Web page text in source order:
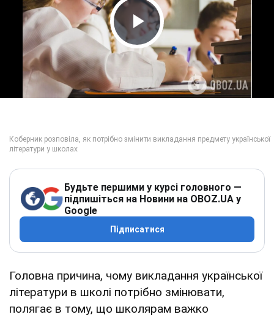
Play Video
Будьте першими у курсі головного —
підпишіться на Новини на OBOZ.UA у
Google
Підписатися
Головна причина, чому викладання української
літератури в школі потрібно змінювати,
полягає в тому, що школярам важко